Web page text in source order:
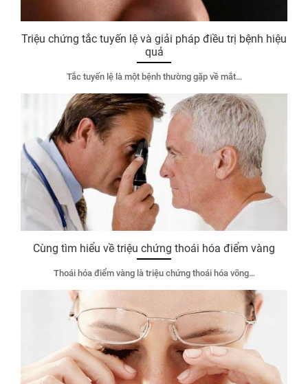
Triệu chứng tắc tuyến lệ và giải pháp điều trị bệnh hiệu
quả
Tắc tuyến lệ là một bệnh thường gặp về mắt…
Cùng tìm hiểu về triệu chứng thoái hóa điểm vàng
Thoái hóa điểm vàng là triệu chứng thoái hóa võng…